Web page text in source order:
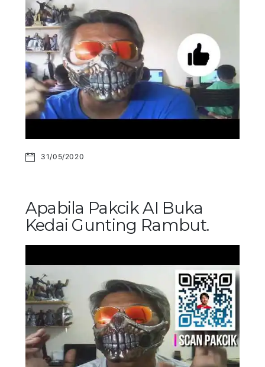
31/05/2020
Apabila Pakcik AI Buka
Kedai Gunting Rambut.